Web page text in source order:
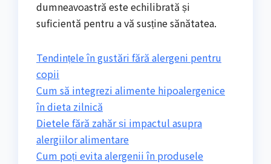
dumneavoastră este echilibrată și
suficientă pentru a vă susține sănătatea.
Tendințele în gustări fără alergeni pentru
copii
Cum să integrezi alimente hipoalergenice
în dieta zilnică
Dietele fără zahăr și impactul asupra
alergiilor alimentare
Cum poți evita alergenii în produsele